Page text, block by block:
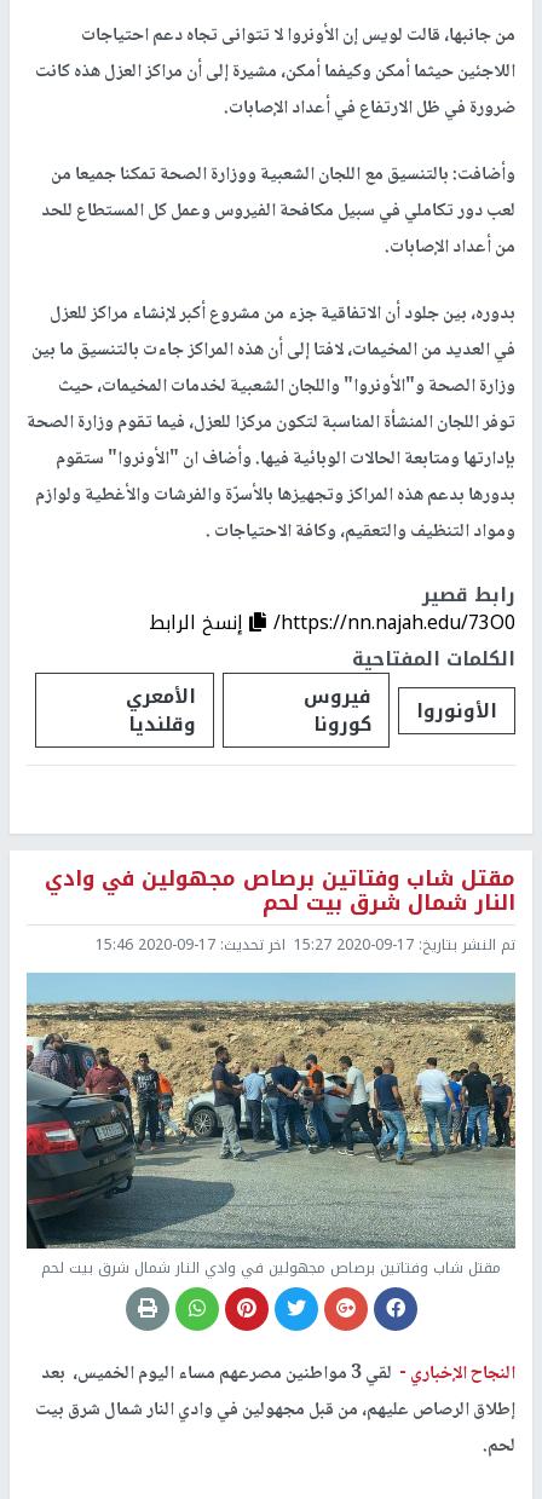
من جانبها، قالت لويس إن الأونروا لا تتوانى تجاه دعم احتياجات
اللاجئين حيثما أمكن وكيفما أمكن، مشيرة إلى أن مراكز العزل هذه كانت
ضرورة في ظل الارتفاع في أعداد الإصابات.
وأضافت: بالتنسيق مع اللجان الشعبية ووزارة الصحة تمكنا جميعا من
لعب دور تكاملي في سبيل مكافحة الفيروس وعمل كل المستطاع للحد
من أعداد الإصابات.
بدوره، بين جلود أن الاتفاقية جزء من مشروع أكبر لإنشاء مراكز للعزل
في العديد من المخيمات، لافتا إلى أن هذه المراكز جاءت بالتنسيق ما بين
وزارة الصحة و"الأونروا" واللجان الشعبية لخدمات المخيمات، حيث
توفر اللجان المنشأة المناسبة لتكون مركزا للعزل، فيما تقوم وزارة الصحة
بإدارتها ومتابعة الحالات الوبائية فيها. وأضاف ان "الأونروا" ستقوم
بدورها بدعم هذه المراكز وتجهيزها بالأسرّة والفرشات والأغطية ولوازم
ومواد التنظيف والتعقيم، وكافة الاحتياجات .
رابط قصير
https://nn.najah.edu/73O0/
إنسخ الرابط
الكلمات المفتاحية
الأونوروا
فيروس
كورونا
الأمعري
وقلنديا
مقتل شاب وفتاتين برصاص مجهولين في وادي
النار شمال شرق بيت لحم
تم النشر بتاريخ: 2020-09-17 15:27 اخر تحديث: 2020-09-17 15:46
مقتل شاب وفتاتين برصاص مجهولين في وادي النار شمال شرق بيت لحم
النجاح الإخباري -
لقي 3 مواطنين مصرعهم مساء اليوم الخميس، بعد
إطلاق الرصاص عليهم، من قبل مجهولين في وادي النار شمال شرق بيت
لحم.